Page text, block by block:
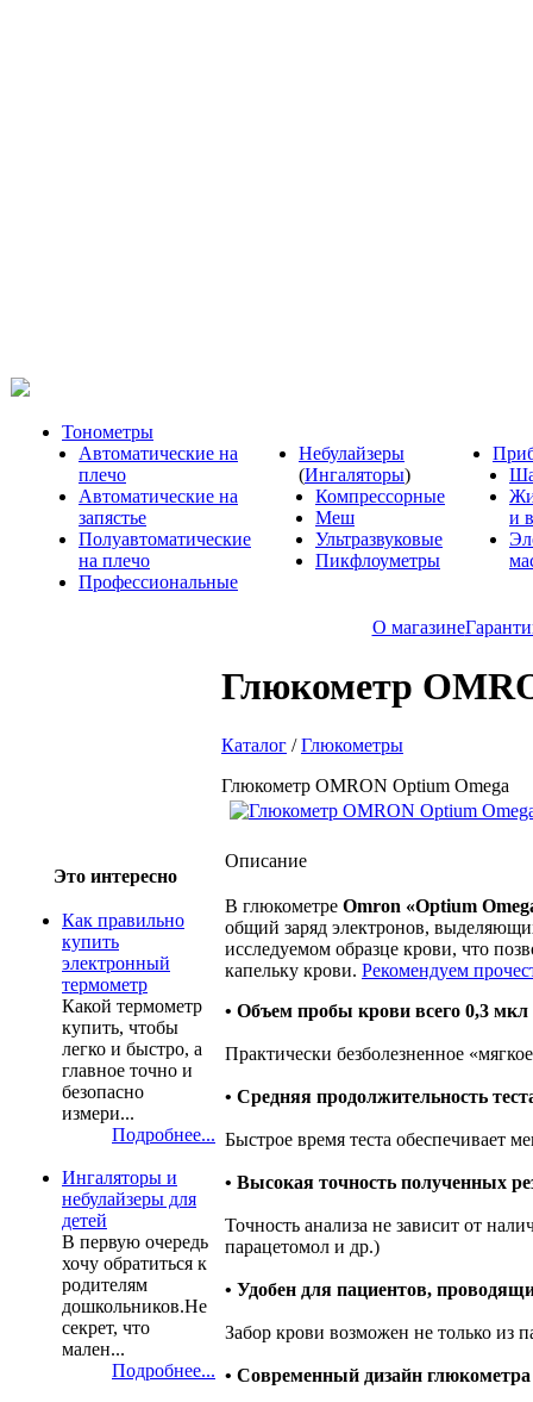
Тонометры
Автоматические на
плечо
Автоматические на
запястье
Полуавтоматические
на плечо
Профессиональные
Небулайзеры
(Ингаляторы)
Компрессорные
Меш
Ультразвуковые
Пикфлоуметры
и
О магазине
Это интересно
Как правильно
купить
электронный
термометр
Какой термометр
купить, чтобы
легко и быстро, а
главное точно и
безопасно
измери...
Подробнее...
Ингаляторы и
небулайзеры для
детей
В первую очередь
хочу обратиться к
родителям
дошкольников.Не
секрет, что
мален...
Подробнее...
Глюкометр
Каталог /Глюкометры
Глюкометр OMRON Optium Omega
Описание
В глюкометре Omron «Optium
общий заряд электронов,
исследуемом образце крови, что
капельку крови. Рекомендуем
• Объем пробы крови всего 0,3 мкл
Практически безболезненное
• Средняя продолжительность
Быстрое время теста обеспечивает
• Высокая точность полученных
Точность анализа не зависит от
парацетомол и др.)
• Удобен для пациентов,
Забор крови возможен не только из
• Современный дизайн глюкометра